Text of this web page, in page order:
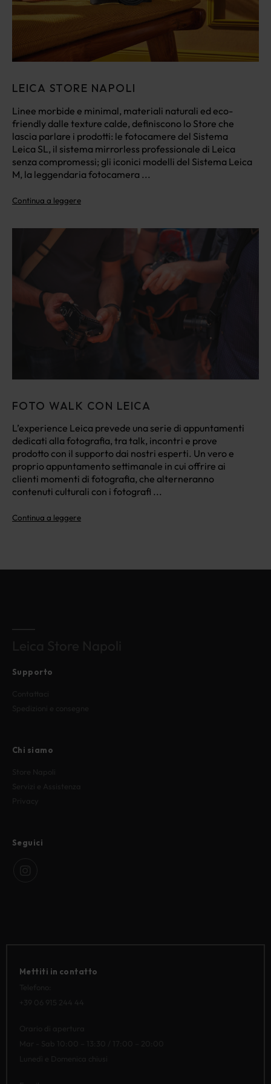
LEICA STORE NAPOLI
Linee morbide e minimal, materiali naturali ed eco-
friendly dalle texture calde, definiscono lo Store che
lascia parlare i prodotti: le fotocamere del Sistema
Leica SL, il sistema mirrorless professionale di Leica
senza compromessi; gli iconici modelli del Sistema Leica
M, la leggendaria fotocamera ...
Continua a leggere
FOTO WALK CON LEICA
L’experience Leica prevede una serie di appuntamenti
dedicati alla fotografia, tra talk, incontri e prove
prodotto con il supporto dai nostri esperti. Un vero e
proprio appuntamento settimanale in cui offrire ai
clienti momenti di fotografia, che alterneranno
contenuti culturali con i fotografi ...
Continua a leggere
Supporto
Chi siamo
Seguici
Mettiti in contatto